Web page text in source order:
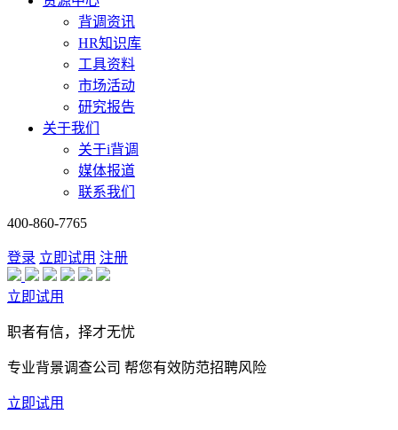
背调资讯
HR知识库
工具资料
市场活动
研究报告
关于我们
关于i背调
媒体报道
联系我们
400-860-7765
登录 立即试用 注册
立即试用
职者有信，择才无忧
专业背景调查公司 帮您有效防范招聘风险
立即试用